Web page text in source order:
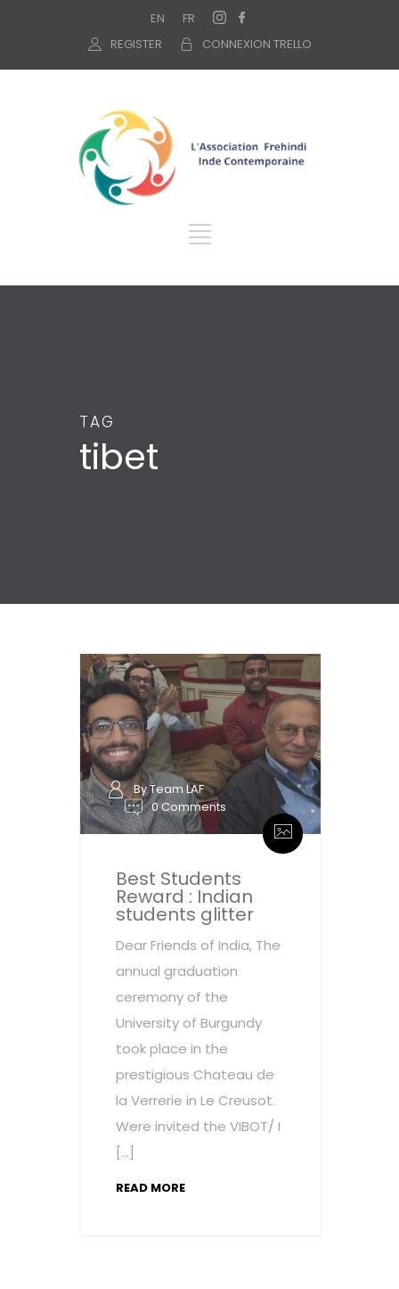
EN
FR
CONNEXION TRELLO
REGISTER
TAG
tibet
By Team LAF
0 Comments
Best Students
Reward : Indian
students glitter
Dear Friends of India, The
annual graduation
ceremony of the
University of Burgundy
took place in the
prestigious Chateau de
la Verrerie in Le Creusot.
Were invited the VIBOT/ I
[…]
READ MORE